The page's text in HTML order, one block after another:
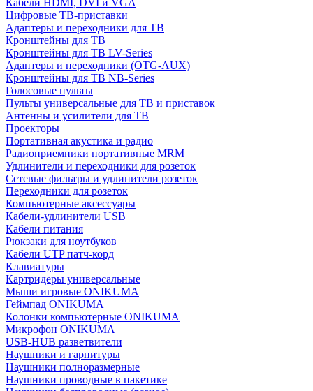
Кабели HDMI, DVI и VGA
Цифровые ТВ-приставки
Адаптеры и переходники для ТВ
Кронштейны для ТВ
Кронштейны для ТВ LV-Series
Адаптеры и переходники (OTG-AUX)
Кронштейны для ТВ NB-Series
Голосовые пульты
Пульты универсальные для ТВ и приставок
Антенны и усилители для ТВ
Проекторы
Портативная акустика и радио
Радиоприемники портативные MRM
Удлинители и переходники для розеток
Сетевые фильтры и удлинители розеток
Переходники для розеток
Компьютерные аксессуары
Кабели-удлинители USB
Кабели питания
Рюкзаки для ноутбуков
Кабели UTP патч-корд
Клавиатуры
Картридеры универсальные
Мыши игровые ONIKUMA
Геймпад ONIKUMA
Колонки компьютерные ONIKUMA
Микрофон ONIKUMA
USB-HUB разветвители
Наушники и гарнитуры
Наушники полноразмерные
Наушники проводные в пакетике